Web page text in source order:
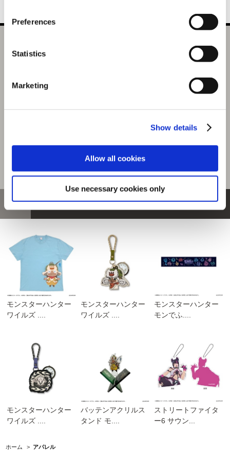
Preferences
Statistics
Marketing
Show details
Allow all cookies
Use necessary cookies only
『モンスターハンターワイルズ』シーンイラストTシャツ
1（RUN!）スミクロ XL
XLサイズ / RUN! スミクロ
商品を選びなおす
4,480円
(税込)
おすすめ商品
モンスターハンター
ワイルズ ....
モンスターハンター
ワイルズ ....
モンスターハンター
モンでふ....
モンスターハンター
ワイルズ ....
バッテンアクリルス
タンド モ....
ストリートファイタ
ー6 サウン...
ホーム > アパレル